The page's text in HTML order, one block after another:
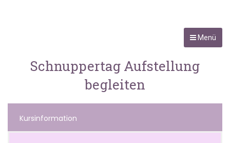
Menü
Schnuppertag Aufstellung
begleiten
Kursinformation